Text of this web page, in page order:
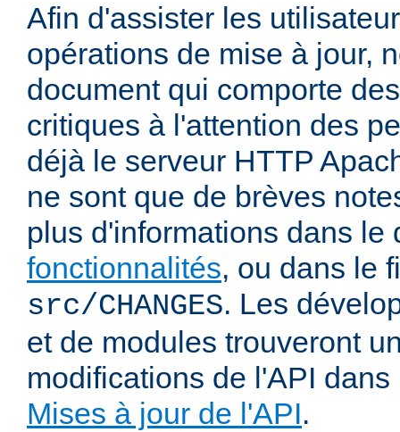
Afin d'assister les
opérations de mise à jour,
document qui comporte
critiques à l'attention des
déjà le serveur HTTP
ne sont que de brèves
plus d'informations dans
fonctionnalités, ou dans le
src/CHANGES. Les
et de modules trouveront
modifications de l'API
Mises à jour de l'API.